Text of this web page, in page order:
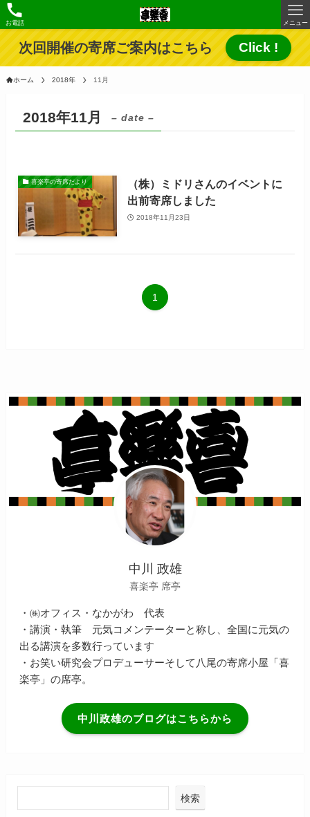
お電話 メニュー
次回開催の寄席ご案内はこちら Click !
ホーム 2018年 11月
2018年11月 – date –
喜楽亭の寄席だより
（株）ミドリさんのイベントに
出前寄席しました
2018年11月23日
1
中川 政雄
喜楽亭 席亭
・㈱オフィス・なかがわ 代表
・講演・執筆 元気コメンテーターと称し、全国に元気の
出る講演を多数行っています
・お笑い研究会プロデューサーそして八尾の寄席小屋「喜
楽亭」の席亭。
中川政雄のブログはこちらから
検索